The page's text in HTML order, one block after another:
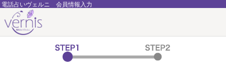
電話占いヴェルニ 会員情報入力